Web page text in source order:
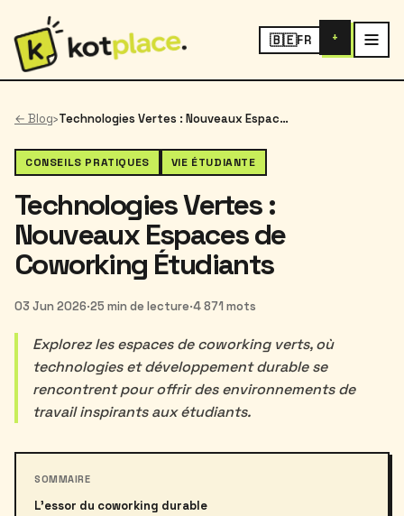
🇧🇪FR +
← Blog› Technologies Vertes : Nouveaux Espaces de Coworking Étudiants
CONSEILS PRATIQUES VIE ÉTUDIANTE
Technologies Vertes :
Nouveaux Espaces de
Coworking Étudiants
03 Jun 2026·25 min de lecture·4 871 mots
Explorez les espaces de coworking verts, où
technologies et développement durable se
rencontrent pour offrir des environnements de
travail inspirants aux étudiants.
SOMMAIRE
L’essor du coworking durable